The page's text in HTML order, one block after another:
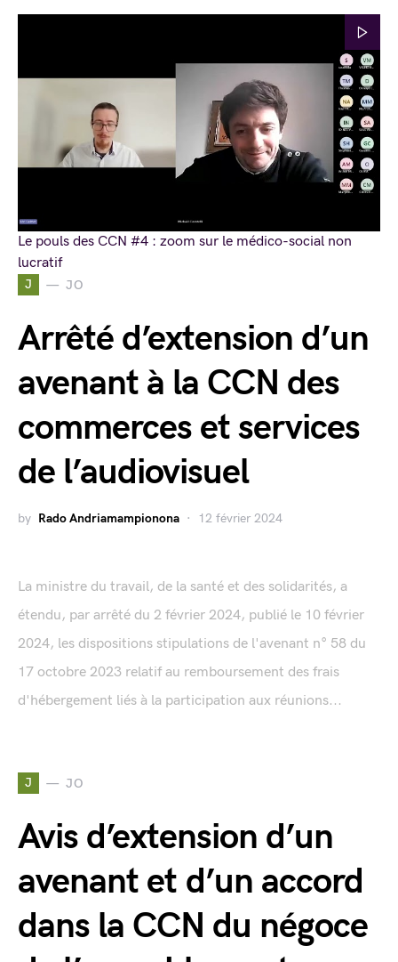
J JO
Arrêté d’extension d’un
avenant à la CCN des
commerces et services
de l’audiovisuel
by Rado Andriamampionona 12 février 2024
La ministre du travail, de la santé et des solidarités, a
étendu, par arrêté du 2 février 2024, publié le 10 février
2024, les dispositions stipulations de l'avenant n° 58 du
17 octobre 2023 relatif au remboursement des frais
d'hébergement liés à la participation aux réunions...
J JO
Avis d’extension d’un
avenant et d’un accord
dans la CCN du négoce
Le pouls des CCN #4 : zoom sur le médico-social non
lucratif